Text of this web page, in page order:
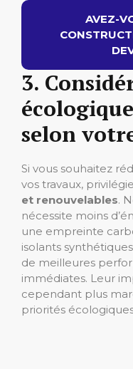
AVEZ-
3.
selon
Si vous souhaitez
vos travaux,
et renouvelables.
nécessite moins
une empreinte
isolants
de meilleures
immédiates. Leur
cependant plus
priorités